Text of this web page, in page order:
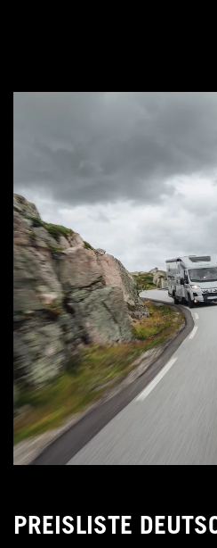
PREISLISTE